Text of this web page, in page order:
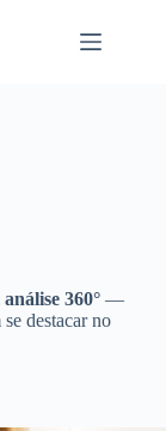
análise 360° —
destacar no